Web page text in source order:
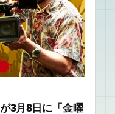
3月8日に「金曜